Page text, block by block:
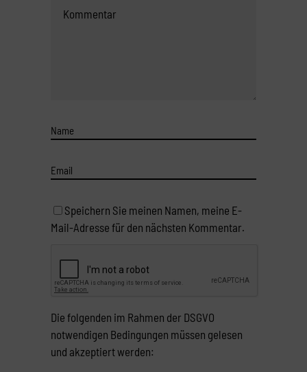
Speichern Sie meinen Namen, meine E-
Mail-Adresse für den nächsten Kommentar.
Die folgenden im Rahmen der DSGVO
notwendigen Bedingungen müssen gelesen
und akzeptiert werden: